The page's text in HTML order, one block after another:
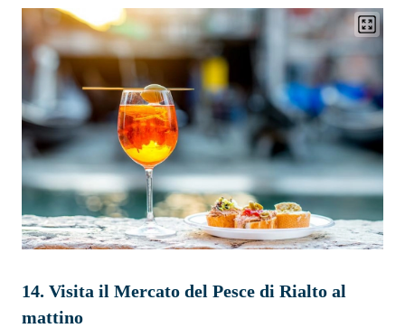
14. Visita il Mercato del Pesce di Rialto al
mattino